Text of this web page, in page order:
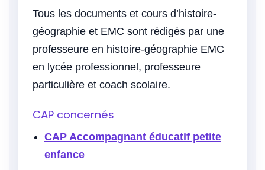
Tous les documents et cours d’histoire-
géographie et EMC sont rédigés par une
professeure en histoire-géographie EMC
en lycée professionnel, professeure
particulière et coach scolaire.
CAP concernés
CAP Accompagnant éducatif petite
enfance